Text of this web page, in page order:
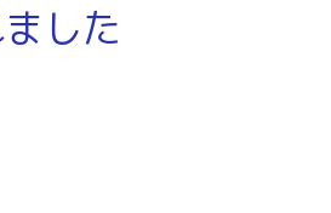
した